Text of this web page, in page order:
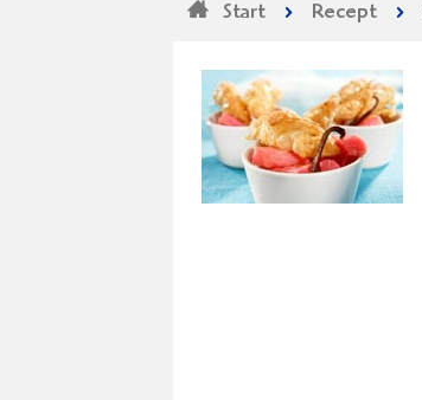
Start Recept